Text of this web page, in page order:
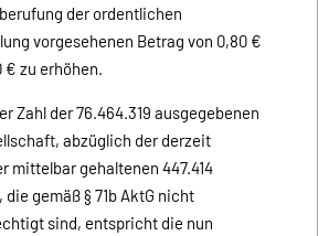
der ordentlichen
vorgesehenen Betrag von 0,80 €
zu erhöhen.
Zahl der 76.464.319 ausgegebenen
abzüglich der derzeit
mittelbar gehaltenen 447.414
gemäß § 71b AktG nicht
sind, entspricht die nun